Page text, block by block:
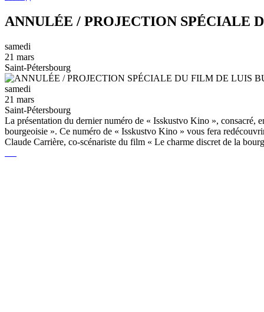
ANNULÉE / PROJECTION SPÉCIALE
samedi
21 mars
Saint-Pétersbourg
samedi
21 mars
Saint-Pétersbourg
La présentation du dernier numéro de « Isskustvo Kino », consacré,
bourgeoisie ». Ce numéro de « Isskustvo Kino » vous fera
Claude Carrière, co-scénariste du film « Le charme discret de la